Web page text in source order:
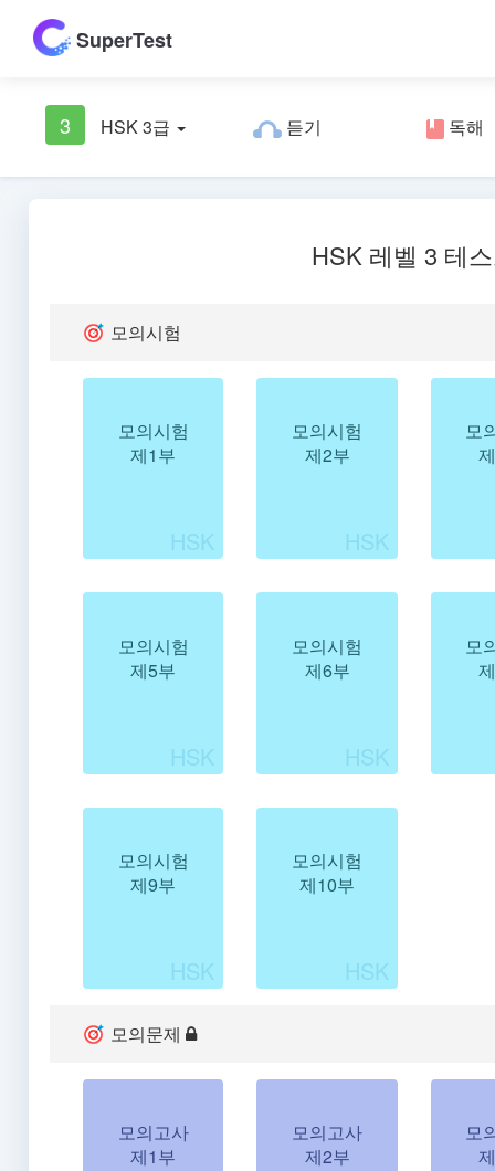
SuperTest
3 HSK 3급 듣기 독해
HSK 레벨 3 테
모의시험
모의시험
제1부
모의시험
제2부
모
모의시험
제5부
모의시험
제6부
모
모의시험
제9부
모의시험
제10부
모의문제
모의고사
제1부
모의고사
제2부
모